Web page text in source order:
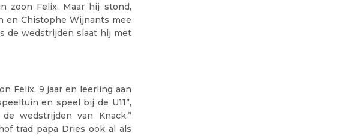
zoon Felix. Maar hij stond,
en Chistophe Wijnants mee
de wedstrijden slaat hij met
Felix, 9 jaar en leerling aan
en speel bij de U11”,
wedstrijden van Knack.”
trad papa Dries ook al als